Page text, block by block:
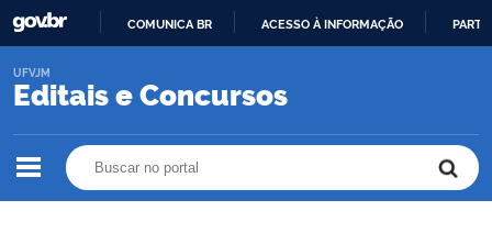
O
COMUNICA BR ACESSO À INFORMAÇÃO
Editais e Concursos
UFVJM